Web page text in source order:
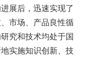
展后，迅速实现了
市场、产品良性循
究和技术均处于国
实施知识创新、技